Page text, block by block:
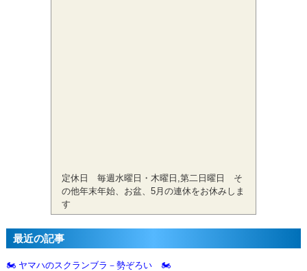
定休日 毎週水曜日・木曜日,第二日曜日 そ
の他年末年始、お盆、5月の連休をお休みしま
す
最近の記事
🏍️ ヤマハのスクランブラ－勢ぞろい 🏍️